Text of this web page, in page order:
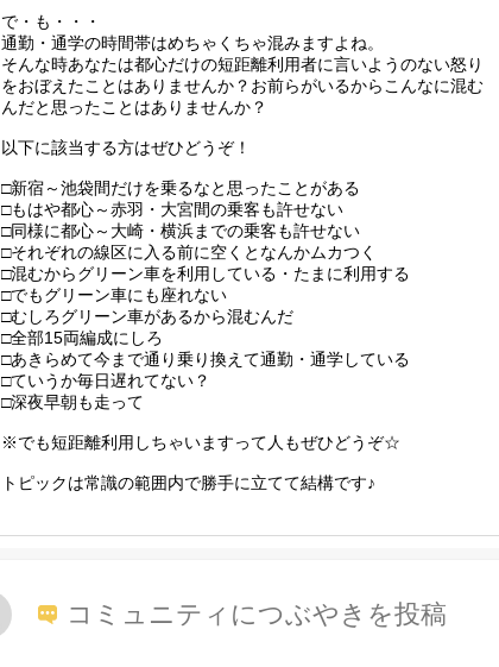
で・も・・・
通勤・通学の時間帯はめちゃくちゃ混みますよね。
そんな時あなたは都心だけの短距離利用者に言いようのない怒り
をおぼえたことはありませんか？お前らがいるからこんなに混む
んだと思ったことはありませんか？
以下に該当する方はぜひどうぞ！
□新宿～池袋間だけを乗るなと思ったことがある
□もはや都心～赤羽・大宮間の乗客も許せない
□同様に都心～大崎・横浜までの乗客も許せない
□それぞれの線区に入る前に空くとなんかムカつく
□混むからグリーン車を利用している・たまに利用する
□でもグリーン車にも座れない
□むしろグリーン車があるから混むんだ
□全部15両編成にしろ
□あきらめて今まで通り乗り換えて通勤・通学している
□ていうか毎日遅れてない？
□深夜早朝も走って
※でも短距離利用しちゃいますって人もぜひどうぞ☆
トピックは常識の範囲内で勝手に立てて結構です♪
コミュニティにつぶやきを投稿